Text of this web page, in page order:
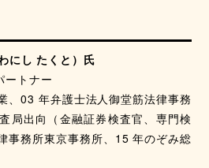
にし たくと）氏
ートナー
、03 年弁護士法人御堂筋法律事務
局出向（金融証券検査官、専門検
事務所東京事務所、15 年のぞみ総